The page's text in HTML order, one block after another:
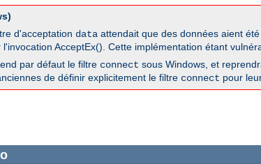
d'acceptation data attendait que des données aient
AcceptEx(). Cette implémentation étant
par défaut le filtre connect sous Windows, et
de définir explicitement le filtre connect pour